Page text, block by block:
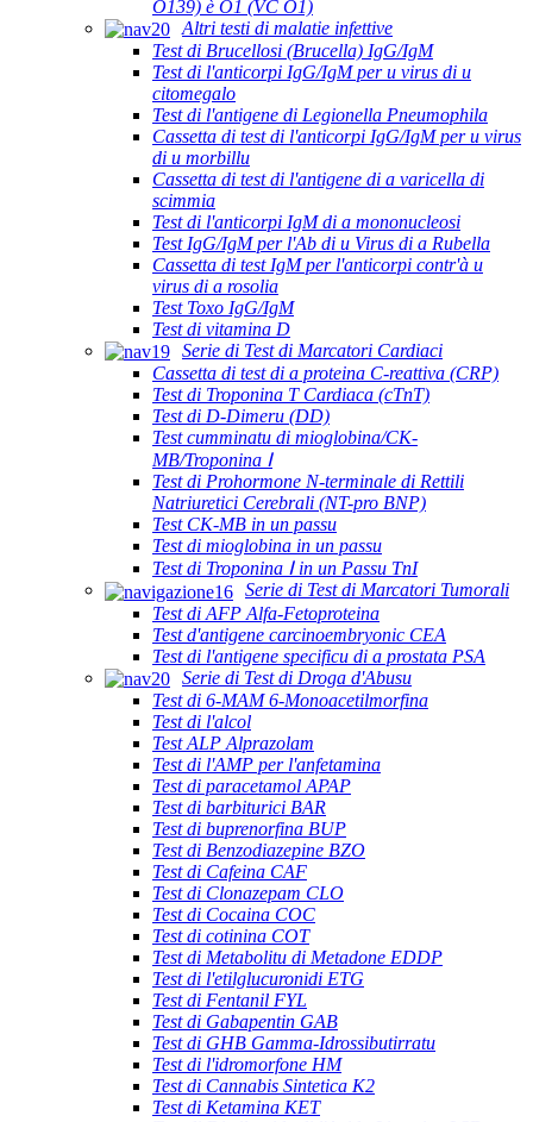
O139) è O1 (VC O1)
Altri testi di malatie infettive
Test di Brucellosi (Brucella) IgG/IgM
Test di l'anticorpi IgG/IgM per u virus di u
citomegalo
Test di l'antigene di Legionella Pneumophila
Cassetta di test di l'anticorpi IgG/IgM per u virus
di u morbillu
Cassetta di test di l'antigene di a varicella di
scimmia
Test di l'anticorpi IgM di a mononucleosi
Test IgG/IgM per l'Ab di u Virus di a Rubella
Cassetta di test IgM per l'anticorpi contr'à u
virus di a rosolia
Test Toxo IgG/IgM
Test di vitamina D
Serie di Test di Marcatori Cardiaci
Cassetta di test di a proteina C-reattiva (CRP)
Test di Troponina T Cardiaca (cTnT)
Test di D-Dimeru (DD)
Test cumminatu di mioglobina/CK-
MB/Troponina Ⅰ
Test di Prohormone N-terminale di Rettili
Natriuretici Cerebrali (NT-pro BNP)
Test CK-MB in un passu
Test di mioglobina in un passu
Test di Troponina Ⅰ in un Passu TnI
Serie di Test di Marcatori Tumorali
Test di AFP Alfa-Fetoproteina
Test d'antigene carcinoembryonic CEA
Test di l'antigene specificu di a prostata PSA
Serie di Test di Droga d'Abusu
Test di 6-MAM 6-Monoacetilmorfina
Test di l'alcol
Test ALP Alprazolam
Test di l'AMP per l'anfetamina
Test di paracetamol APAP
Test di barbiturici BAR
Test di buprenorfina BUP
Test di Benzodiazepine BZO
Test di Cafeina CAF
Test di Clonazepam CLO
Test di Cocaina COC
Test di cotinina COT
Test di Metabolitu di Metadone EDDP
Test di l'etilglucuronidi ETG
Test di Fentanil FYL
Test di Gabapentin GAB
Test di GHB Gamma-Idrossibutirratu
Test di l'idromorfone HM
Test di Cannabis Sintetica K2
Test di Ketamina KET